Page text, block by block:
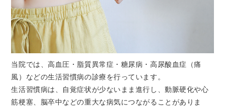
当院では、高血圧・脂質異常症・糖尿病・高尿酸血症（痛
風）などの生活習慣病の診療を行っています。
生活習慣病は、自覚症状が少ないまま進行し、動脈硬化や心
筋梗塞、脳卒中などの重大な病気につながることがありま